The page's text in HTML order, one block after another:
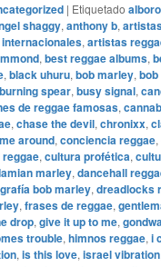
| Etiquetado
shaggy, anthony b,
, artistas
, best reggae albums,
, black uhuru, bob marley,
burning spear, busy signal,
de reggae famosas,
, chase the devil, chronixx,
around, conciencia reggae,
, cultura profética,
marley, dancehall
bob marley, dreadlocks
, frases de reggae,
drop, give it up to me,
trouble, himnos reggae, i
, is this love, israel vibration